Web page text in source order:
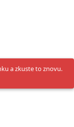
a zkuste to znovu.